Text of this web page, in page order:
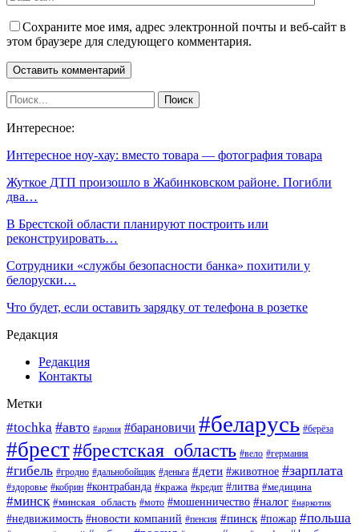
Сохраните мое имя, адрес электронной почты и веб-сайт в
этом браузере для следующего комментария.
Интересное:
Интересное ноу-хау: вместо товара — фотография товара
Жуткое ДТП произошло в Жабинковском районе. Погибли
два…
В Брестской области планируют построить или
реконструировать…
Сотрудники «службы безопасности банка» похитили у
белоруски…
Что будет, если оставить зарядку от телефона в розетке
Редакция
Редакция
Контакты
Метки
#tochka #авто #армия #барановичи #беларусь #берёза
#брест#брестская_область #вело #германия
#гибель #гродно #дальнобойщик #деньга #дети #животное #зарплата
#здоровье #кобрин #контрабанда #кража #кредит #литва #медицина
#минск #минская_область #мото #мошенничество #налог #наркотик
#недвижимость #новости компаний #пенсия #пинск #пожар #польша